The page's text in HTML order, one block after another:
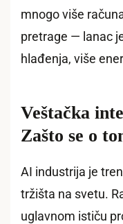
mnogo više
pretrage — lanac
hlađenja, više
Veštačka
Zašto se o
AI industrija je
tržišta na svetu.
uglavnom ističu